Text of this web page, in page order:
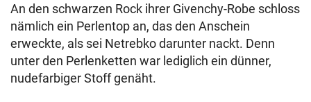
An den schwarzen Rock ihrer Givenchy-Robe schloss
nämlich ein Perlentop an, das den Anschein
erweckte, als sei Netrebko darunter nackt. Denn
unter den Perlenketten war lediglich ein dünner,
nudefarbiger Stoff genäht.